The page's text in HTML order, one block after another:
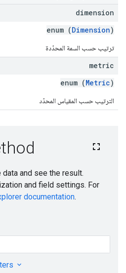
dimension
enum (Dimension)
ترتيب حسب السمة المحدّدة
metric
enum (Metric)
الترتيب حسب المقياس المحدّد